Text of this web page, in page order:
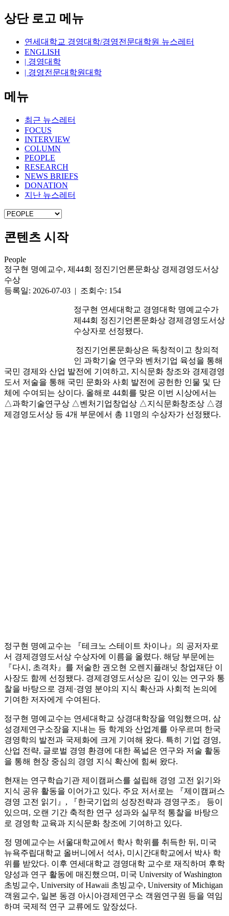
상단 로고 메뉴
연세대학교 경영대학/경영전문대학원 뉴스레터
ENGLISH
| 경영대학
| 경영전문대학원대학
메뉴
최근 뉴스레터
FOCUS
INTERVIEW
COLUMN
PEOPLE
RESEARCH
NEWS BRIEFS
DONATION
지난 뉴스레터
콘텐츠 시작
People
정구현 명예교수, 제44회 정진기언론문화상 경제경영도서상
수상
등록일: 2026-07-03 | 조회수: 154
정구현 연세대학교 경영대학 명예교수가
제44회 정진기언론문화상 경제경영도서상
수상자로 선정됐다.
정진기언론문화상은 독창적이고 창의적
인 과학기술 연구와 벤처기업 육성을 통해
국민 경제와 산업 발전에 기여하고, 지식문화 창조와 경제경영
도서 저술을 통해 국민 문화와 사회 발전에 공헌한 인물 및 단
체에 수여되는 상이다. 올해로 44회를 맞은 이번 시상에서는
△과학기술연구상 △벤처기업창업상 △지식문화창조상 △경
제경영도서상 등 4개 부문에서 총 11명의 수상자가 선정됐다.
정구현 명예교수는 『테크노 스테이트 차이나』의 공저자로
서 경제경영도서상 수상자에 이름을 올렸다. 해당 부문에는
『다시, 초격차』를 저술한 권오현 오렌지플래닛 창업재단 이
사장도 함께 선정됐다. 경제경영도서상은 깊이 있는 연구와 통
찰을 바탕으로 경제·경영 분야의 지식 확산과 사회적 논의에
기여한 저자에게 수여된다.
정구현 명예교수는 연세대학교 상경대학장을 역임했으며, 삼
성경제연구소장을 지내는 등 학계와 산업계를 아우르며 한국
경영학의 발전과 국제화에 크게 기여해 왔다. 특히 기업 경영,
산업 전략, 글로벌 경영 환경에 대한 폭넓은 연구와 저술 활동
을 통해 현장 중심의 경영 지식 확산에 힘써 왔다.
현재는 연구학습기관 제이캠퍼스를 설립해 경영 고전 읽기와
지식 공유 활동을 이어가고 있다. 주요 저서로는 『제이캠퍼스
경영 고전 읽기』, 『한국기업의 성장전략과 경영구조』 등이
있으며, 오랜 기간 축적한 연구 성과와 실무적 통찰을 바탕으
로 경영학 교육과 지식문화 창조에 기여하고 있다.
정 명예교수는 서울대학교에서 학사 학위를 취득한 뒤, 미국
뉴욕주립대학교 올버니에서 석사, 미시간대학교에서 박사 학
위를 받았다. 이후 연세대학교 경영대학 교수로 재직하며 후학
양성과 연구 활동에 매진했으며, 미국 University of Washington
초빙교수, University of Hawaii 초빙교수, University of Michigan
객원교수, 일본 동경 아시아경제연구소 객원연구원 등을 역임
하며 국제적 연구 교류에도 앞장섰다.